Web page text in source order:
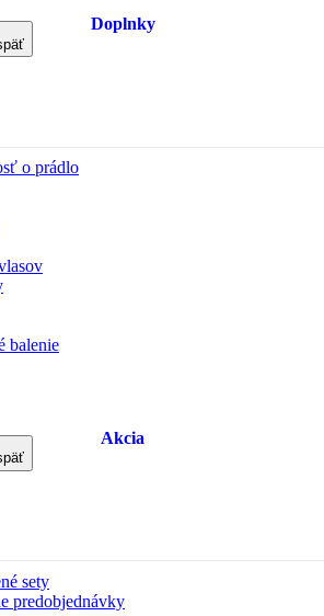
Doplnky
o prádlo
balenie
Akcia
sety
predobjednávky